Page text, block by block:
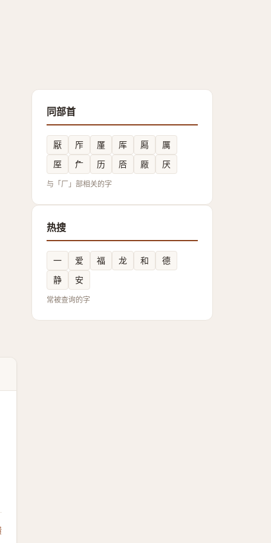
同部首
厭 厏 厪 厍 㕐
厲
厔
厃 历 㕉 厰 厌
与「厂」部相关的字
热搜
一 爱 福 龙 和
德
静
安
常被查询的字